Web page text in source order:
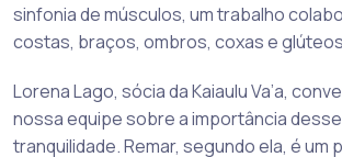
sinfonia de músculos, um trabalho
costas, braços, ombros, coxas e
Lorena Lago, sócia da Kaiaulu Va’a,
nossa equipe sobre a importância
tranquilidade. Remar, segundo ela, é um